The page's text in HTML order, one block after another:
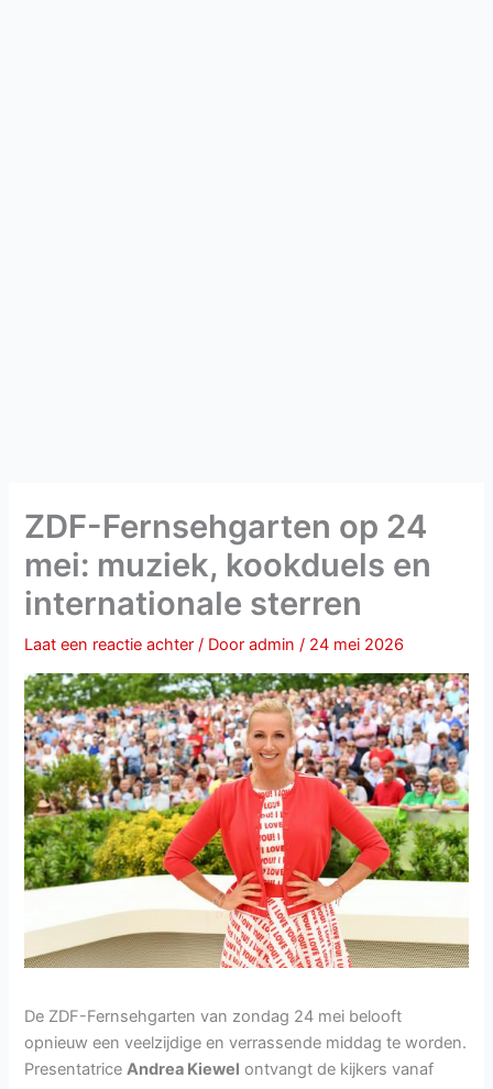
ZDF-Fernsehgarten op 24
mei: muziek, kookduels en
internationale sterren
Laat een reactie achter / Dooradmin/ 24 mei 2026
De ZDF-Fernsehgarten van zondag 24 mei belooft
opnieuw een veelzijdige en verrassende middag te worden.
PresentatriceAndrea Kiewel ontvangt de kijkers vanaf